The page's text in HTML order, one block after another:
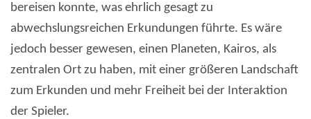
bereisen konnte, was ehrlich gesagt zu
abwechslungsreichen Erkundungen führte. Es wäre
jedoch besser gewesen, einen Planeten, Kairos, als
zentralen Ort zu haben, mit einer größeren Landschaft
zum Erkunden und mehr Freiheit bei der Interaktion
der Spieler.